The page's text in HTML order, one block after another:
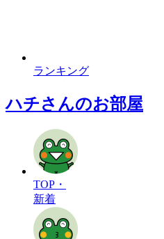
ランキング
ハチさんのお部屋
TOP・
新着